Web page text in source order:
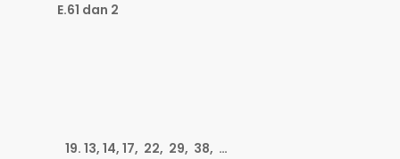
E.61 dan 2
13, 14, 17, 22, 29, 38, …